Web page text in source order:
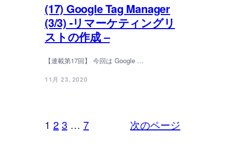
(17) Google Tag Manager
(3/3) -リマーケティングリ
ストの作成 –
【連載第17回】 今回は Google …
11月 23, 2020
1 2 3 … 7 次のページ